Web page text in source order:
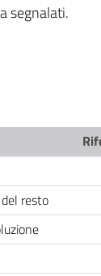
segnalati.
resto